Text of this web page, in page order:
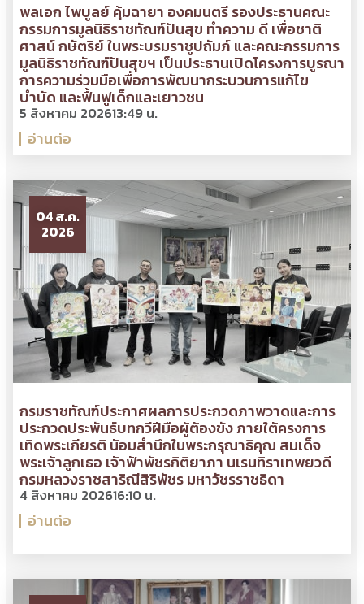
พลเอก ไพบูลย์ คุ้มฉายา องคมนตรี รองประธานคณะ
กรรมการมูลนิธิราชทัณฑ์ปันสุข ทำความ ดี เพื่อชาติ
ศาสน์ กษัตริย์ ในพระบรมราชูปถัมภ์ และคณะกรรมการ
มูลนิธิราชทัณฑ์ปันสุขฯ เป็นประธานเปิดโครงการบูรณา
การความร่วมมือเพื่อการพัฒนากระบวนการแก้ไข
บำบัด และฟื้นฟูเด็กและเยาวชน
5 สิงหาคม 202613:49 น.
อ่านต่อ
04 ส.ค.
2026
กรมราชทัณฑ์ประกาศผลการประกวดภาพวาดและการ
ประกวดประพันธ์บทกวีฝีมือผู้ต้องขัง ภายใต้ครงการ
เทิดพระเกียรติ น้อมสำนึกในพระกรุณาธิคุณ สมเด็จ
พระเจ้าลูกเธอ เจ้าฟ้าพัชรกิติยาภา นเรนทิราเทพยวดี
กรมหลวงราชสาริณีสิริพัชร มหาวัชรราชธิดา
4 สิงหาคม 202616:10 น.
อ่านต่อ